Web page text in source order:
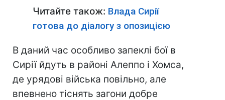
Читайте також: Влада Сирії
готова до діалогу з опозицією
В даний час особливо запеклі бої в
Сирії йдуть в районі Алеппо і Хомса,
де урядові війська повільно, але
впевнено тіснять загони добре